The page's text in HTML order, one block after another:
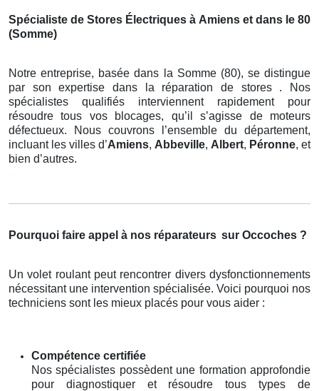
Spécialiste de Stores Électriques à Amiens et dans le 80
(Somme)
Notre entreprise, basée dans la Somme (80), se distingue
par son expertise dans la réparation de stores . Nos
spécialistes qualifiés interviennent rapidement pour
résoudre tous vos blocages, qu’il s’agisse de moteurs
défectueux. Nous couvrons l’ensemble du département,
incluant les villes d’Amiens, Abbeville, Albert, Péronne, et
bien d’autres.
Pourquoi faire appel à nos réparateurs sur Occoches ?
Un volet roulant peut rencontrer divers dysfonctionnements
nécessitant une intervention spécialisée. Voici pourquoi nos
techniciens sont les mieux placés pour vous aider :
Compétence certifiée
Nos spécialistes possèdent une formation approfondie
pour diagnostiquer et résoudre tous types de